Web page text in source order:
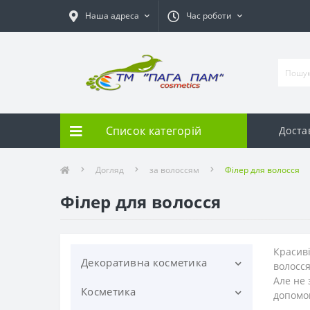
Наша адреса Час роботи
Список категорій
Догляд за волоссям Філер для волосся
Філер для волосся
Декоративна косметика
Для брів
Косметика
Але не